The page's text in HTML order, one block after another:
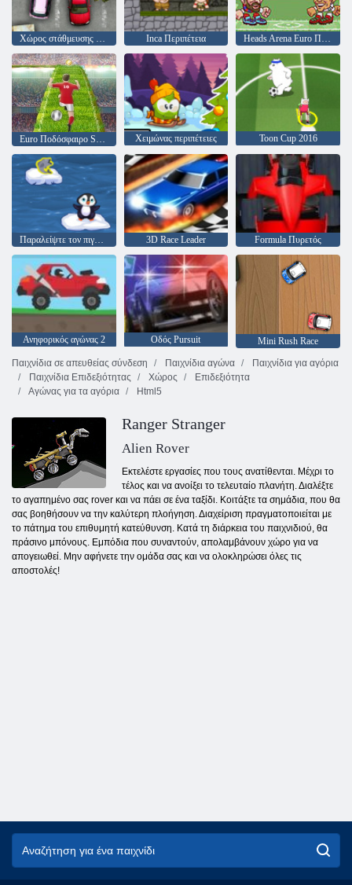
Inca Περιπέτεια
Euro Ποδόσφαιρο Sprint Χειμώνας περιπέτειες Toon Cup 2016
Παραλείψτε τον πιγκουίν 3D Race Leader Formula Πυρετός
Ανηφορικός αγώνας 2 Οδός Pursuit
Mini Rush Race
Παιχνίδια σε απευθείας σύνδεση
Παιχνίδια αγώνα
Παιχνίδια για αγόρια
Παιχνίδια Επιδεξιότητας
Χώρος
Επιδεξιότητα
Αγώνας για τα αγόρια
Html5
Ranger Stranger
Alien Rover
Εκτελέστε εργασίες που τους ανατίθενται. Μέχρι το
τέλος και να ανοίξει το τελευταίο πλανήτη. Διαλέξτε
το αγαπημένο σας rover και να πάει σε ένα ταξίδι. Κοιτάξτε τα σημάδια, που θα
σας βοηθήσουν να την καλύτερη πλοήγηση. Διαχείριση πραγματοποιείται με
το πάτημα του επιθυμητή κατεύθυνση. Κατά τη διάρκεια του παιχνιδιού, θα
πράσινο μπόνους. Εμπόδια που συναντούν, απολαμβάνουν χώρο για να
απογειωθεί. Μην αφήνετε την ομάδα σας και να ολοκληρώσει όλες τις
αποστολές!